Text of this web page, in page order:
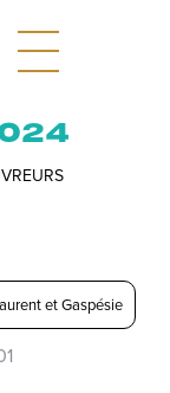
et Gaspésie